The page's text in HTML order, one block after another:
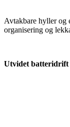
Avtakbare hyller og
organisering og
Utvidet batteridrift